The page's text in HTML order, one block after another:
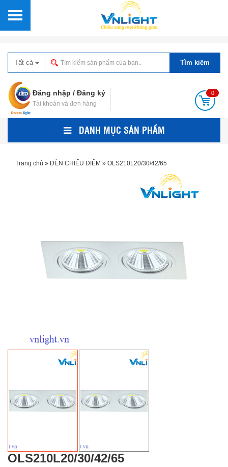
Tất cả Tìm kiếm
Đăng nhập / Đăng ký
Tài khoản và đơn hàng
0
DANH MỤC SẢN PHẨM
Trang chủ » ĐÈN CHIẾU ĐIỂM » OLS210L20/30/42/65
OLS210L20/30/42/65